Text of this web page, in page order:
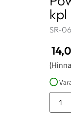
kpl
SR-